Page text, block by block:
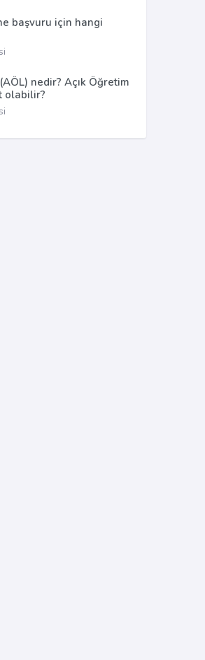
başvuru için hangi
nedir? Açık Öğretim
olabilir?